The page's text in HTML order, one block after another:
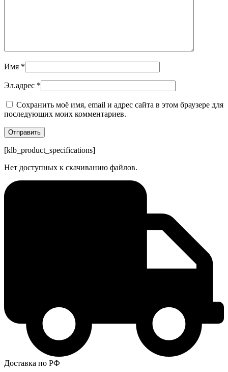
Имя *
Эл.адрес *
Сохранить моё имя, email и адрес сайта в этом браузере для
последующих моих комментариев.
[klb_product_specifications]
Нет доступных к скачиванию файлов.
Доставка по РФ